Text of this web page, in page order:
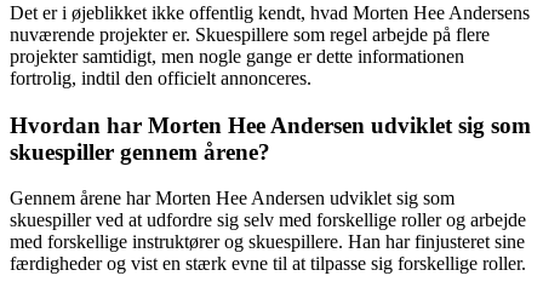
Det er i øjeblikket ikke offentlig kendt, hvad Morten Hee Andersens
nuværende projekter er. Skuespillere som regel arbejde på flere
projekter samtidigt, men nogle gange er dette informationen
fortrolig, indtil den officielt annonceres.
Hvordan har Morten Hee Andersen udviklet sig som
skuespiller gennem årene?
Gennem årene har Morten Hee Andersen udviklet sig som
skuespiller ved at udfordre sig selv med forskellige roller og arbejde
med forskellige instruktører og skuespillere. Han har finjusteret sine
færdigheder og vist en stærk evne til at tilpasse sig forskellige roller.